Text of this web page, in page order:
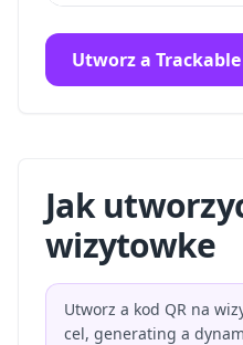
Jak
wizytowke
Utworz a kod QR na
cel, generating a